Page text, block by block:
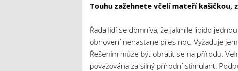
Touhu zažehnete včelí mateří kašičkou,
Řada lidí se domnívá, že jakmile libido
obnovení nenastane přes noc. Vyžaduje
Řešením může být obrátit se na přírodu.
považována za silný přírodní stimulant.